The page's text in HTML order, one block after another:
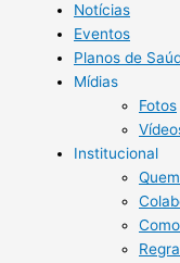
Notícias
Eventos
Planos de
Mídias
Fotos
Institucional